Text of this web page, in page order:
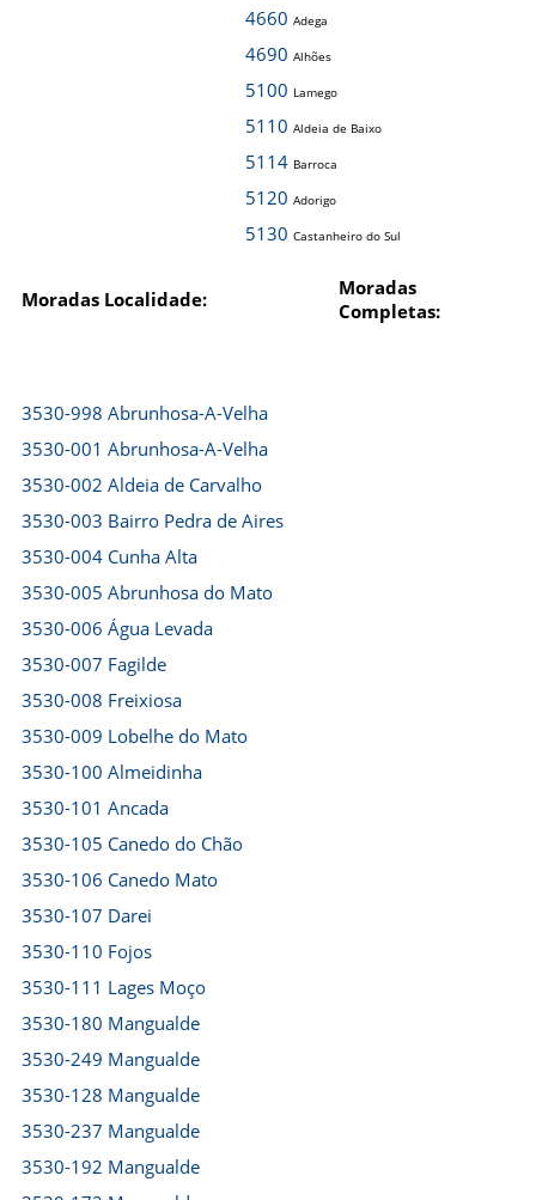
4660 Adega
4690 Alhões
5100 Lamego
5110 Aldeia de Baixo
5114 Barroca
5120 Adorigo
5130 Castanheiro do Sul
Moradas Localidade:
Moradas
Completas:
3530-998 Abrunhosa-A-Velha
3530-001 Abrunhosa-A-Velha
3530-002 Aldeia de Carvalho
3530-003 Bairro Pedra de Aires
3530-004 Cunha Alta
3530-005 Abrunhosa do Mato
3530-006 Água Levada
3530-007 Fagilde
3530-008 Freixiosa
3530-009 Lobelhe do Mato
3530-100 Almeidinha
3530-101 Ancada
3530-105 Canedo do Chão
3530-106 Canedo Mato
3530-107 Darei
3530-110 Fojos
3530-111 Lages Moço
3530-180 Mangualde
3530-249 Mangualde
3530-128 Mangualde
3530-237 Mangualde
3530-192 Mangualde